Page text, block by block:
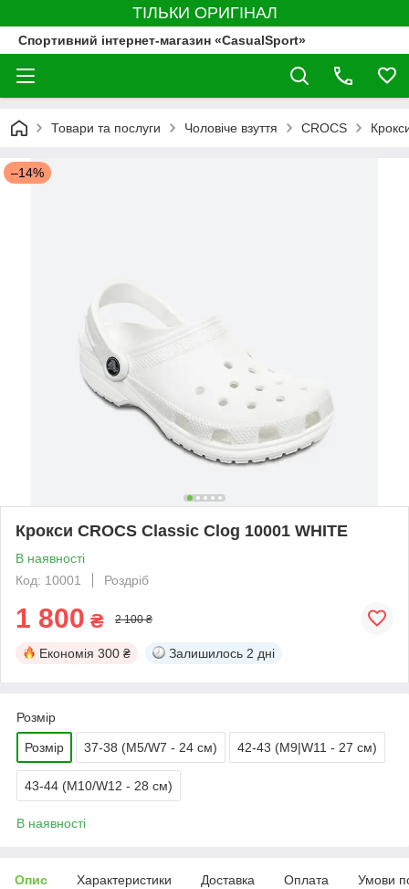
ТІЛЬКИ ОРИГІНАЛ
Спортивний інтернет-магазин «CasualSport»
Товари та послуги Чоловіче взуття CROCS
–14%
Крокси CROCS Classic Clog 10001 WHITE
В наявності
Код: 10001
Роздріб
1 800 ₴ 2 100 ₴
Економія 300 ₴ Залишилось 2 дні
Розмір
Розмір 37-38 (M5/W7 - 24 см) 42-43 (M9|W11 - 27 см)
43-44 (M10/W12 - 28 см)
В наявності
Опис Характеристики Доставка Оплата Умови